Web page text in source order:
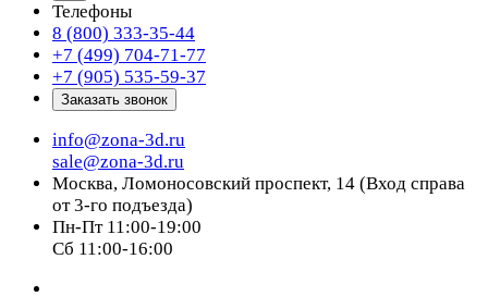
Телефоны
8 (800) 333-35-44
+7 (499) 704-71-77
+7 (905) 535-59-37
Заказать звонок
info@zona-3d.ru
sale@zona-3d.ru
Москва, Ломоносовский проспект, 14 (Вход справа
от 3-го подъезда)
Пн-Пт 11:00-19:00
Сб 11:00-16:00